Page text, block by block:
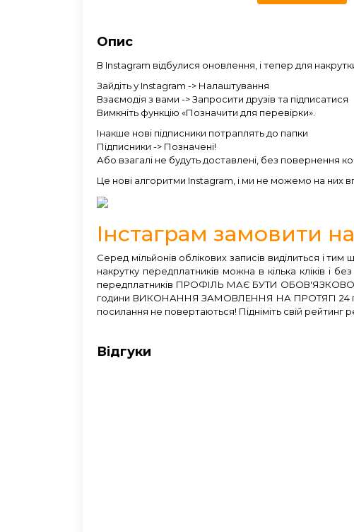
Опис
В Instagram відбулися оновлення, і тепер для
Зайдіть у Instagram -> Налаштування
Взаємодія з вами -> Запросити друзів та підписатися
Вимкніть функцію «Позначити для перевірки».
Інакше нові підписники потраплять до папки
Підписники -> Позначені!
Або взагалі не будуть доставлені, без повернення
Це нові алгоритми Instagram, і ми не можемо на них
Інстаграм замовити
Серед мільйонів облікових записів виділиться і
накрутку передплатників можна в кілька кліків і
передплатників ПРОФІЛЬ МАЄ БУТИ ОБОВ'ЯЗКОВО
години ВИКОНАННЯ ЗАМОВЛЕННЯ НА ПРОТЯГІ 24
посилання не повертаються! Підніміть свій рейтинг
Відгуки